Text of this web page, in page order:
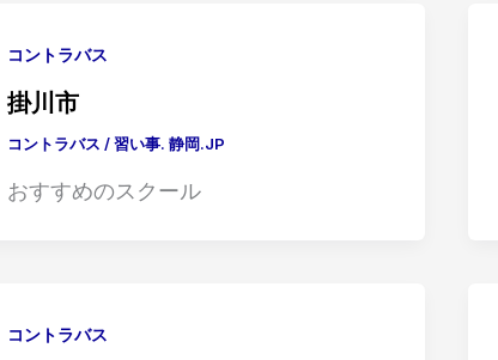
コントラバス
掛川市
コントラバス /習い事. 静岡.JP
おすすめのスクール
コントラバス